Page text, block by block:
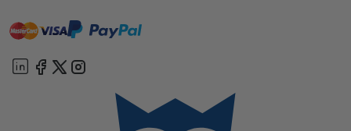
mastervisa paypal